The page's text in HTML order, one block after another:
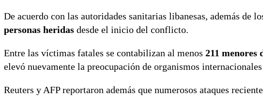
De acuerdo con las autoridades sanitarias libanesas, además de
personas heridas desde el inicio del conflicto.
Entre las víctimas fatales se contabilizan al menos 211 menores
elevó nuevamente la preocupación de organismos
Reuters y AFP reportaron además que numerosos ataques